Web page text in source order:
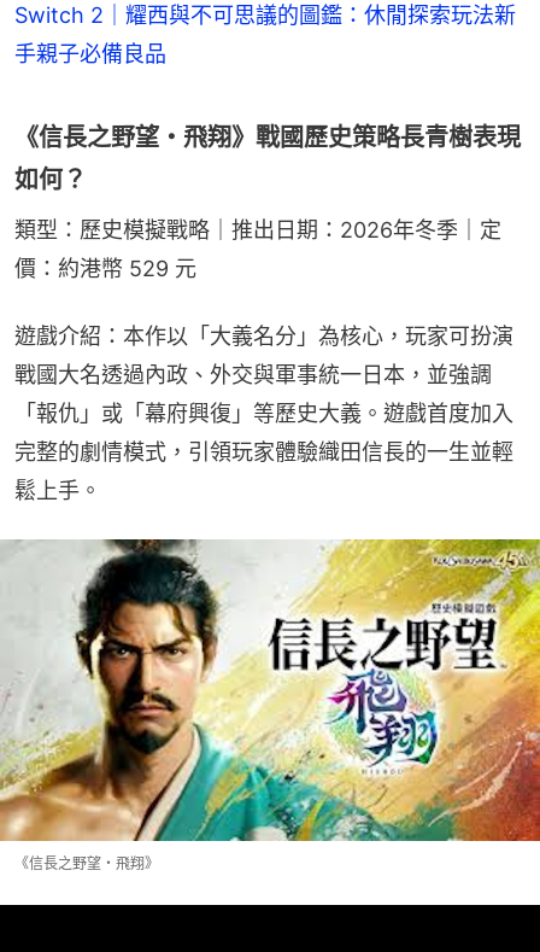
Switch 2｜耀西與不可思議的圖鑑：休閒探索玩法新
手親子必備良品
《信長之野望・飛翔》戰國歷史策略長青樹表現
如何？
類型：歷史模擬戰略｜推出日期：2026年冬季｜定
價：約港幣 529 元
遊戲介紹：本作以「大義名分」為核心，玩家可扮演
戰國大名透過內政、外交與軍事統一日本，並強調
「報仇」或「幕府興復」等歷史大義。遊戲首度加入
完整的劇情模式，引領玩家體驗織田信長的一生並輕
鬆上手。
《信長之野望・飛翔》